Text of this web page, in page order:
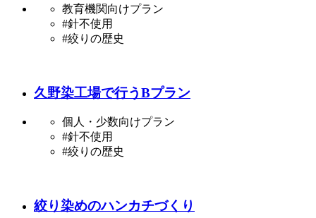
教育機関向けプラン
#針不使用
#絞りの歴史
久野染工場で行うBプラン
個人・少数向けプラン
#針不使用
#絞りの歴史
絞り染めのハンカチづくり